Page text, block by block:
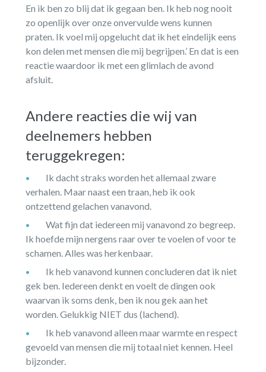
En ik ben zo blij dat ik gegaan ben. Ik heb nog nooit
zo openlijk over onze onvervulde wens kunnen
praten. Ik voel mij opgelucht dat ik het eindelijk eens
kon delen met mensen die mij begrijpen.’ En dat is een
reactie waardoor ik met een glimlach de avond
afsluit.
Andere reacties die wij van
deelnemers hebben
teruggekregen:
Ik dacht straks worden het allemaal zware
verhalen. Maar naast een traan, heb ik ook
ontzettend gelachen vanavond.
Wat fijn dat iedereen mij vanavond zo begreep.
Ik hoefde mijn nergens raar over te voelen of voor te
schamen. Alles was herkenbaar.
Ik heb vanavond kunnen concluderen dat ik niet
gek ben. Iedereen denkt en voelt de dingen ook
waarvan ik soms denk, ben ik nou gek aan het
worden. Gelukkig NIET dus (lachend).
Ik heb vanavond alleen maar warmte en respect
gevoeld van mensen die mij totaal niet kennen. Heel
bijzonder.